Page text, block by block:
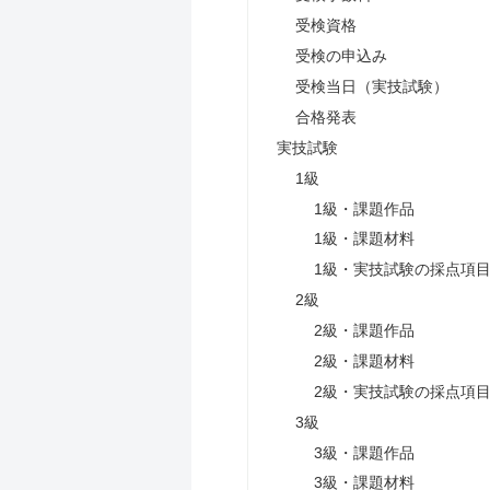
受検資格
受検の申込み
受検当日（実技試験）
合格発表
実技試験
1級
1級・課題作品
1級・課題材料
1級・実技試験の採点項
2級
2級・課題作品
2級・課題材料
2級・実技試験の採点項
3級
3級・課題作品
3級・課題材料